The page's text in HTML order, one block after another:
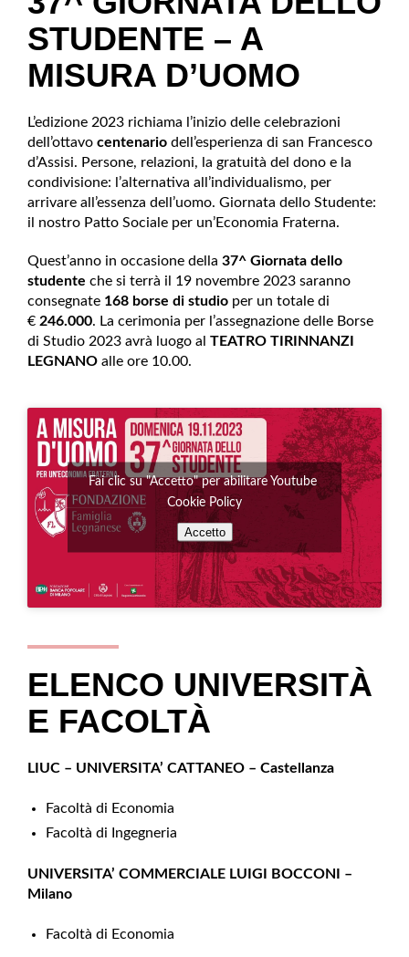
STUDENTE – A
MISURA D’UOMO
L’edizione 2023 richiama l’inizio delle celebrazioni
dell’ottavo centenario dell’esperienza di san Francesco
d’Assisi. Persone, relazioni, la gratuità del dono e la
condivisione: l’alternativa all’individualismo, per
arrivare all’essenza dell’uomo. Giornata dello Studente:
il nostro Patto Sociale per un’Economia Fraterna.
Quest’anno in occasione della 37^ Giornata dello
studente che si terrà il 19 novembre 2023 saranno
consegnate 168 borse di studio per un totale di
€ 246.000. La cerimonia per l’assegnazione delle Borse
di Studio 2023 avrà luogo al TEATRO TIRINNANZI
LEGNANO alle ore 10.00.
Fai clic su "Accetto" per abilitare Youtube
Cookie Policy
Accetto
ELENCO UNIVERSITÀ
E FACOLTÀ
LIUC – UNIVERSITA’ CATTANEO – Castellanza
Facoltà di Economia
Facoltà di Ingegneria
UNIVERSITA’ COMMERCIALE LUIGI BOCCONI –
Milano
Facoltà di Economia